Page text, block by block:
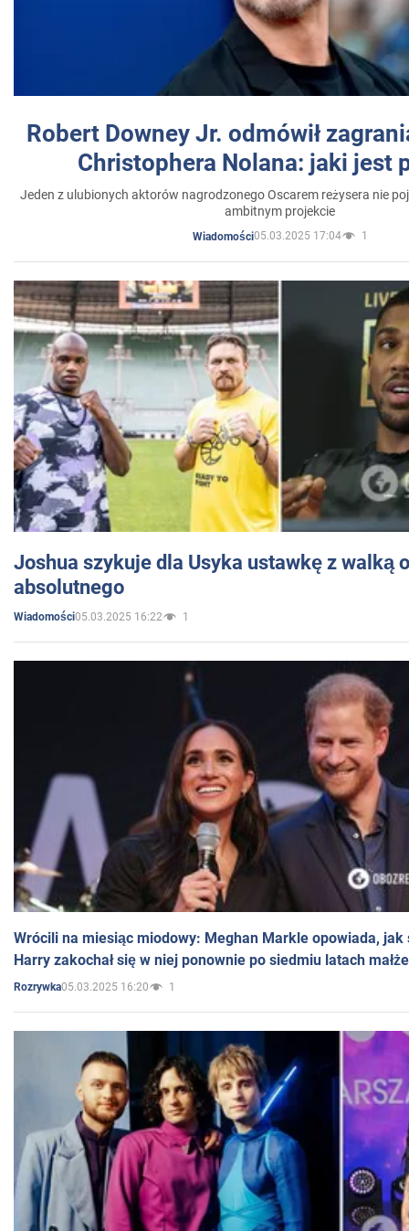
Robert Downey Jr. odmówił
Christophera Nolana: jaki jest
Jeden z ulubionych aktorów nagrodzonego Oscarem reżysera nie
ambitnym projekcie
Wiadomości05.03.2025 17:04 1
Joshua szykuje dla Usyka ustawkę z walką
absolutnego
Wiadomości05.03.2025 16:22 1
Wrócili na miesiąc miodowy: Meghan Markle opowiada, jak
Harry zakochał się w niej ponownie po siedmiu latach
Rozrywka05.03.2025 16:20 1